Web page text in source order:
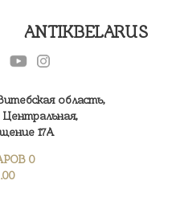
область,
Центральная,
17А
ANTIKBELARUS
0